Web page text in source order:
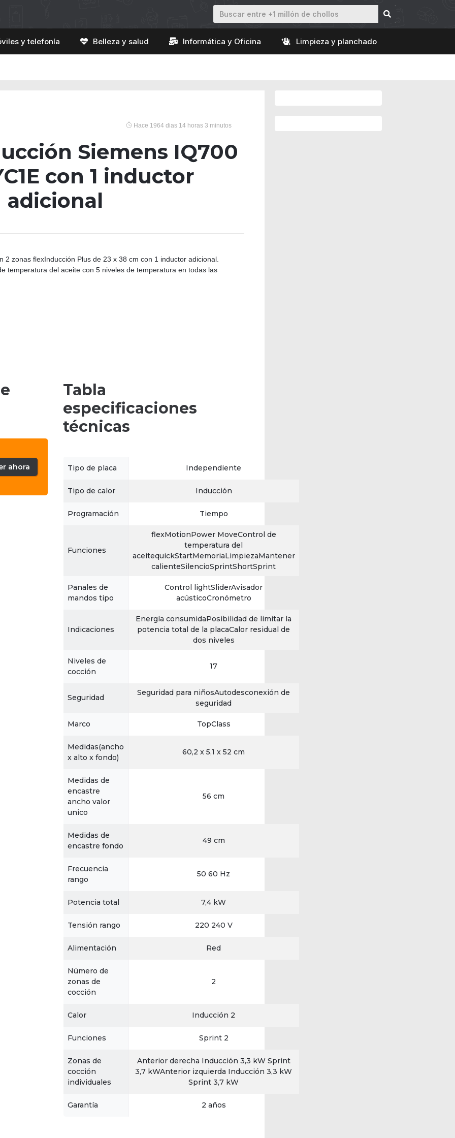
y telefonía Belleza y salud Informática y Oficina Limpieza y planchado
Hace 1964 dias 14 horas 3 minutos
Siemens IQ700
con 1 inductor
adicional
2 zonas flexInducción Plus de 23 x 38 cm con 1 inductor adicional.
temperatura del aceite con 5 niveles de temperatura en todas las
ahora
Tabla
especificaciones
técnicas
Tipo de placa Independiente
Tipo de calor Inducción
Programación Tiempo
Funciones
flexMotionPower MoveControl de
temperatura del
aceitequickStartMemoriaLimpiezaMantener
calienteSilencioSprintShortSprint
Panales de
mandos tipo
Control lightSliderAvisador
acústicoCronómetro
Indicaciones
Energía consumidaPosibilidad de limitar la
potencia total de la placaCalor residual de
dos niveles
Niveles de
cocción
17
Seguridad
Seguridad para niñosAutodesconexión de
seguridad
Marco TopClass
Medidas(ancho
x alto x fondo)
60,2 x 5,1 x 52 cm
Medidas de
encastre
ancho valor
unico
56 cm
Medidas de
encastre fondo
49 cm
Frecuencia
rango
50 60 Hz
Potencia total 7,4 kW
Tensión rango 220 240 V
Alimentación Red
Número de
zonas de
cocción
2
Calor Inducción 2
Funciones Sprint 2
Zonas de
cocción
individuales
Anterior derecha Inducción 3,3 kW Sprint
3,7 kWAnterior izquierda Inducción 3,3 kW
Sprint 3,7 kW
Garantía 2 años